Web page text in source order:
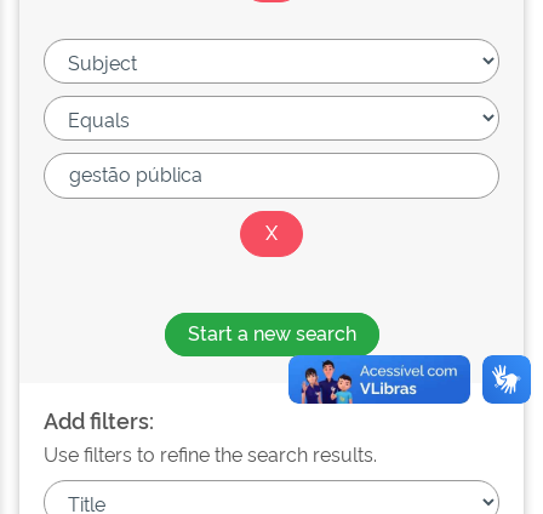
Start a new search
Add filters:
Use filters to refine the search results.